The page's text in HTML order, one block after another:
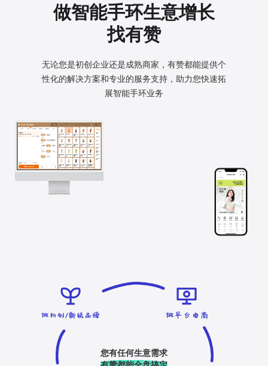
做智能手环生意增长
找有赞
无论您是初创企业还是成熟商家，有赞都能提供个
性化的解决方案和专业的服务支持，助力您快速拓
展智能手环业务
您有任何生意需求